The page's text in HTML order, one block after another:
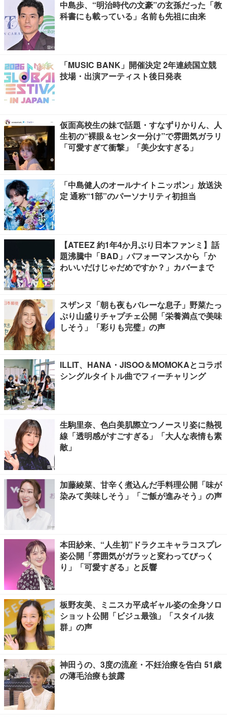
中島歩、“明治時代の文豪”の玄孫だった「教
科書にも載っている」名前も先祖に由来
「MUSIC BANK」開催決定 2年連続国立競
技場・出演アーティスト後日発表
仮面高校生の妹で話題・すなずりかりん、人
生初の“裸眼＆センター分け”で雰囲気ガラリ
「可愛すぎて衝撃」「美少女すぎる」
「中島健人のオールナイトニッポン」放送決
定 通称“1部”のパーソナリティ初担当
【ATEEZ 約1年4か月ぶり日本ファンミ】話
題沸騰中「BAD」パフォーマンスから「か
わいいだけじゃだめですか？」カバーまで
スザンヌ「朝も夜もバレーな息子」野菜たっ
ぷり山盛りチャプチェ公開「栄養満点で美味
しそう」「彩りも完璧」の声
ILLIT、HANA・JISOO＆MOMOKAとコラボ
シングルタイトル曲でフィーチャリング
生駒里奈、色白美肌際立つノースリ姿に熱視
線「透明感がすごすぎる」「大人な表情も素
敵」
加藤綾菜、甘辛く煮込んだ手料理公開「味が
染みて美味しそう」「ご飯が進みそう」の声
本田紗来、“人生初”ドラクエキャラコスプレ
姿公開「雰囲気がガラッと変わってびっく
り」「可愛すぎる」と反響
板野友美、ミニスカ平成ギャル姿の全身ソロ
ショット公開「ビジュ最強」「スタイル抜
群」の声
神田うの、3度の流産・不妊治療を告白 51歳
の薄毛治療も披露